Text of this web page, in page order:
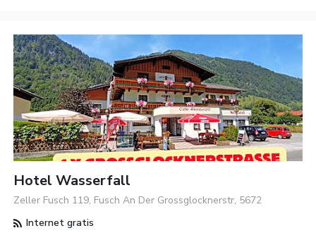
Hotel Wasserfall
Zeller Fusch 119, Fusch An Der Grossglocknerstr, 5672
Internet gratis